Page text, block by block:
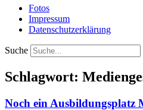
Fotos
Impressum
Datenschutzerklärung
Suche
Schlagwort:
Noch ein Ausbildungsplatz